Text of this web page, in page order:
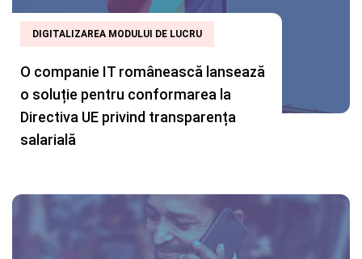
DIGITALIZAREA MODULUI DE LUCRU
O companie IT românească lansează
o soluție pentru conformarea la
Directiva UE privind transparența
salarială